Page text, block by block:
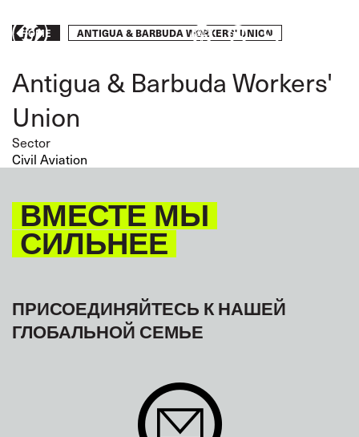
main
Breadcrumb
HOME ANTIGUA & BARBUDA WORKERS' UNION
Antigua & Barbuda Workers'
Union
Sector
Civil Aviation
ВМЕСТЕ МЫ
СИЛЬНЕЕ
ПРИСОЕДИНЯЙТЕСЬ К НАШЕЙ
ГЛОБАЛЬНОЙ СЕМЬЕ